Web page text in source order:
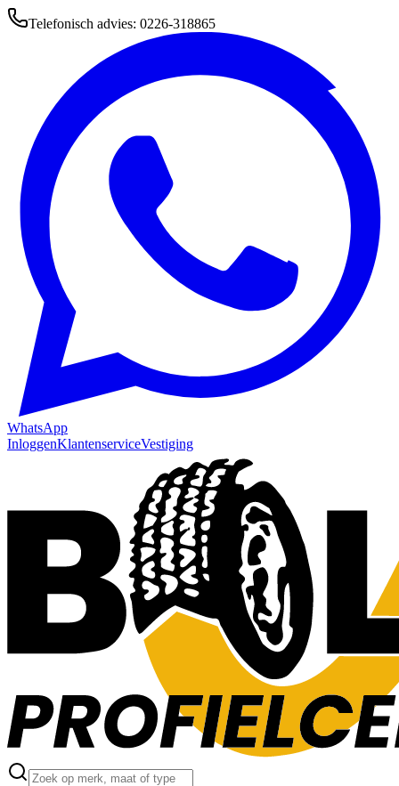
Telefonisch advies: 0226-318865
WhatsApp
InloggenKlantenserviceVestiging